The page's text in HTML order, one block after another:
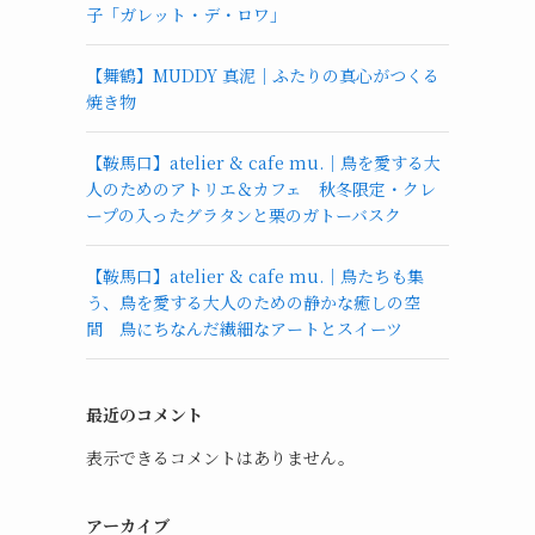
子「ガレット・デ・ロワ」
【舞鶴】MUDDY 真泥｜ふたりの真心がつくる
焼き物
【鞍馬口】atelier & cafe mu.｜鳥を愛する大
人のためのアトリエ＆カフェ 秋冬限定・クレ
ープの入ったグラタンと栗のガトーバスク
【鞍馬口】atelier & cafe mu.｜鳥たちも集
う、鳥を愛する大人のための静かな癒しの空
間 鳥にちなんだ繊細なアートとスイーツ
最近のコメント
表示できるコメントはありません。
アーカイブ